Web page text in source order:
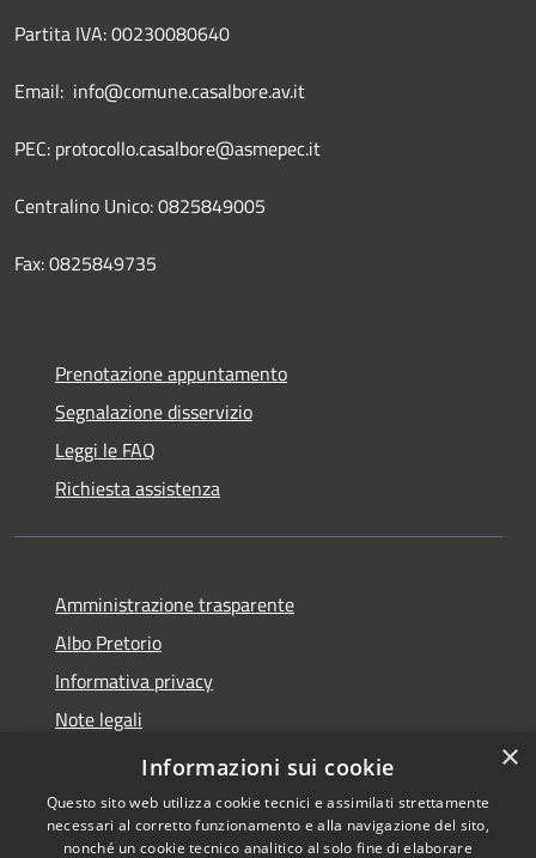
Partita IVA: 00230080640
Email: info@comune.casalbore.av.it
PEC: protocollo.casalbore@asmepec.it
Centralino Unico: 0825849005
Fax: 0825849735
Prenotazione appuntamento
Segnalazione disservizio
Leggi le FAQ
Richiesta assistenza
Amministrazione trasparente
Albo Pretorio
Informativa privacy
Note legali
Dichiarazione di accessibilità
×
Informazioni sui cookie
Questo sito web utilizza cookie tecnici e assimilati strettamente
necessari al corretto funzionamento e alla navigazione del sito,
nonché un cookie tecnico analitico al solo fine di elaborare